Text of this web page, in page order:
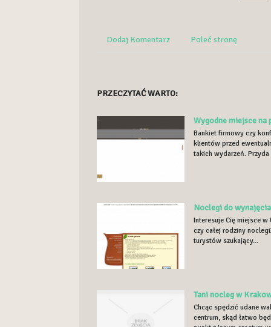
Dodaj Komentarz Poleć stronę
PRZECZYTAĆ WARTO:
Wygodne miejsce
Bankiet firmowy czy
klientów przed
takich wydarzeń.
Noclegi do
Interesuje Cię miejsce
czy całej rodziny
turystów szukający...
Tani nocleg w
Chcąc spędzić udane
centrum, skąd łatwo